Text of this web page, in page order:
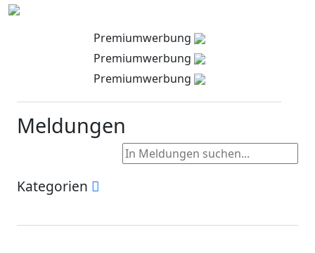
Premiumwerbung
Premiumwerbung
Premiumwerbung
Meldungen
Kategorien